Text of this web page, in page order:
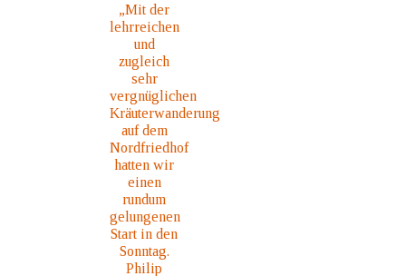
„Mit der
lehrreichen
und
zugleich
sehr
vergnüglichen
Kräuterwanderung
auf dem
Nordfriedhof
hatten wir
einen
rundum
gelungenen
Start in den
Sonntag.
Philip